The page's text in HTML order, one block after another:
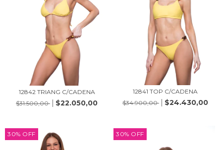
12842 TRIANG C/CADENA
$31.500,00
$22.050,00
12841 TOP C/CADENA
$34.900,00
$24.430,00
30% OFF 30% OFF